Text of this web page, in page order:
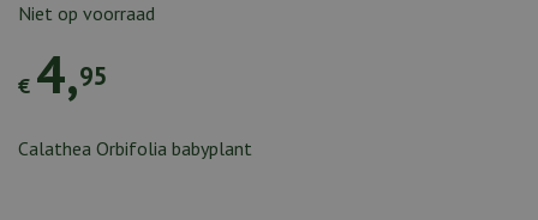
€ 4,95
Niet op voorraad
Calathea Orbifolia babyplant